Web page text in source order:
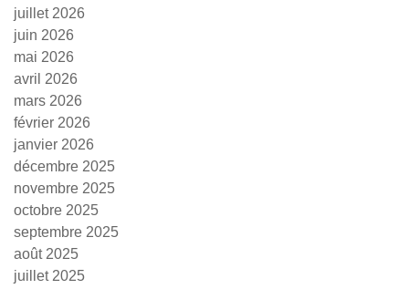
juillet 2026
juin 2026
mai 2026
avril 2026
mars 2026
février 2026
janvier 2026
décembre 2025
novembre 2025
octobre 2025
septembre 2025
août 2025
juillet 2025